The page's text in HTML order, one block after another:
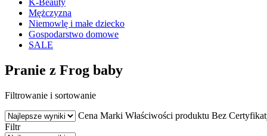
K-Beauty
Mężczyzna
Niemowlę i małe dziecko
Gospodarstwo domowe
SALE
Pranie z Frog baby
Filtrowanie i sortowanie
Cena Marki Właściwości produktu Bez
Filtr